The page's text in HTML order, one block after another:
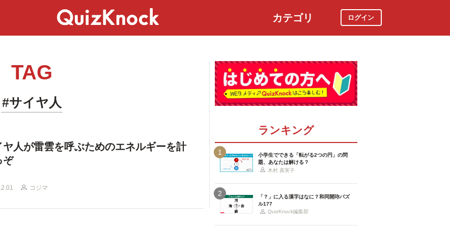
カテゴリ ログイン
TAG
#サイヤ人
ヤ人が雷雲を呼ぶためのエネルギーを計
ぞ
コジマ
ランキング
1
小学生でできる「転がる2つの円」の問
題、あなたは解ける？
木村 真実子
2
「？」に入る漢字はなに？和同開珎パズ
ル177
QuizKnock編集部